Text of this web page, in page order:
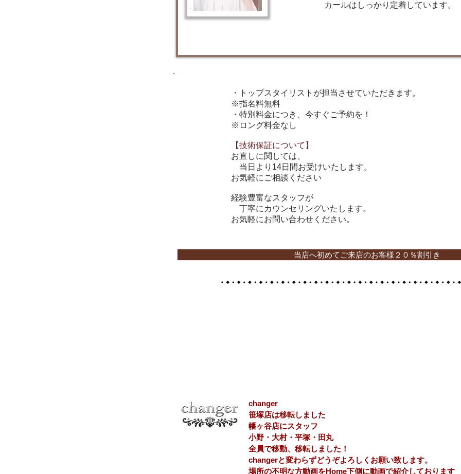
カールはしっかり定着しています。
・トップスタイリストが担当させていただきます。
※指名料無料
・特別料金につき、今すぐご予約を！
※ロング料金なし
【技術保証について】
お直しに関しては、
当日より14日間お受けいたします。
お気軽にご相談ください
経験豊富なスタッフが
丁寧にカウンセリングいたします。
お気軽にお問い合わせください。
当店へ初めてご来店のお客様２０％割引き
changer
​笹塚店​は移転しました
​​幡ヶ谷店にスタッフ
小野・大村・平塚・田丸
全員で移動、移転しました！
​changerと変わらずどうぞよろしくお願い致します。
場所の不明な方動画をHome下側に動画で紹介しております